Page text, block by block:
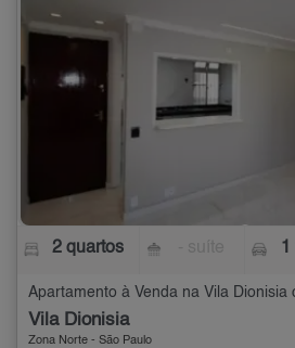
2 quartos 1
Apartamento à Venda na Vila Dionisia
Vila Dionisia
Zona Norte - São Paulo